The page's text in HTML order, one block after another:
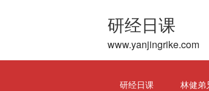
研经日课
www.yanjingrike.com
研经日课 林健弟